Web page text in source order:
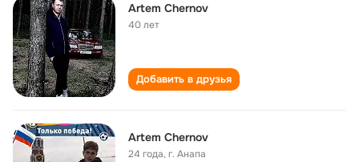
Artem Chernov
40 лет
Добавить в друзья
Artem Chernov
24 года,г. Анапа